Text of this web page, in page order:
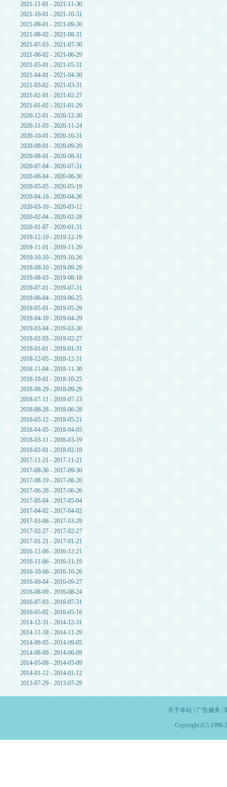
2021-11-01 - 2021-11-30
2021-10-01 - 2021-10-31
2021-09-01 - 2021-09-30
2021-08-02 - 2021-08-31
2021-07-03 - 2021-07-30
2021-06-02 - 2021-06-29
2021-05-01 - 2021-05-31
2021-04-01 - 2021-04-30
2021-03-02 - 2021-03-31
2021-02-01 - 2021-02-27
2021-01-02 - 2021-01-29
2020-12-01 - 2020-12-30
2020-11-03 - 2020-11-24
2020-10-01 - 2020-10-31
2020-09-01 - 2020-09-29
2020-08-01 - 2020-08-31
2020-07-04 - 2020-07-31
2020-06-04 - 2020-06-30
2020-05-05 - 2020-05-19
2020-04-16 - 2020-04-26
2020-03-10 - 2020-03-12
2020-02-04 - 2020-02-28
2020-01-07 - 2020-01-31
2019-12-10 - 2019-12-19
2019-11-01 - 2019-11-29
2019-10-10 - 2019-10-26
2019-09-10 - 2019-09-29
2019-08-03 - 2019-08-18
2019-07-01 - 2019-07-31
2019-06-04 - 2019-06-25
2019-05-01 - 2019-05-29
2019-04-10 - 2019-04-29
2019-03-04 - 2019-03-30
2019-02-03 - 2019-02-27
2019-01-01 - 2019-01-31
2018-12-05 - 2018-12-31
2018-11-04 - 2018-11-30
2018-10-01 - 2018-10-25
2018-09-29 - 2018-09-29
2018-07-11 - 2018-07-13
2018-06-28 - 2018-06-28
2018-05-12 - 2018-05-21
2018-04-05 - 2018-04-05
2018-03-11 - 2018-03-19
2018-02-01 - 2018-02-19
2017-11-21 - 2017-11-21
2017-09-30 - 2017-09-30
2017-08-19 - 2017-08-20
2017-06-26 - 2017-06-26
2017-05-04 - 2017-05-04
2017-04-02 - 2017-04-02
2017-03-06 - 2017-03-29
2017-02-27 - 2017-02-27
2017-01-21 - 2017-01-21
2016-12-06 - 2016-12-21
2016-11-06 - 2016-11-19
2016-10-06 - 2016-10-26
2016-09-04 - 2016-09-27
2016-08-09 - 2016-08-24
2016-07-03 - 2016-07-31
2016-05-02 - 2016-05-16
2014-12-31 - 2014-12-31
2014-11-18 - 2014-11-29
2014-09-05 - 2014-09-05
2014-06-09 - 2014-06-09
2014-05-09 - 2014-05-09
2014-01-12 - 2014-01-12
2013-07-29 - 2013-07-29
关于本站| 广告服务
Copyright (C) 1998-